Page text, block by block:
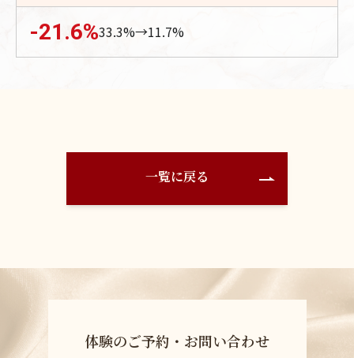
-21.6%33.3%→11.7%
一覧に戻る
体験のご予約・お問い合わせ